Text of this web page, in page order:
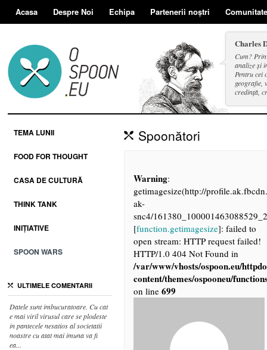
Acasa Despre Noi Echipa Partenerii noștri
Charles
Cum?
analize și
Pentru cei
geografie,
credință,
TEMA LUNII
FOOD FOR THOUGHT
CASA DE CULTURĂ
THINK TANK
INIȚIATIVE
SPOON WARS
ULTIMELE COMENTARII
Datele sunt imbucuratoare. Cu cat
e mai viril virusul care se plodeste
in pantecele nesatios al societatii
noastre cu atat mai imuna va fi
ea...
Spoonători
Warning:
getimagesize(http://
ak-
snc4/
[function.getimagesize]: failed to
open stream: HTTP request failed!
HTTP/1.0 404 Not Found in
/var/www/vhosts/ospoon.eu/
content/themes/ospooneu/
on line 699